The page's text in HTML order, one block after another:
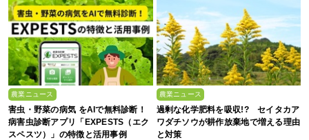
農業ニュース
害虫・野菜の病気 をAIで無料診断！
病害虫診断アプリ「EXPESTS（エク
スペスツ）」の特徴と活用事例
農業ニュース
過剰な化学肥料を吸収!? セイタカア
ワダチソウが耕作放棄地で増える理由
と対策